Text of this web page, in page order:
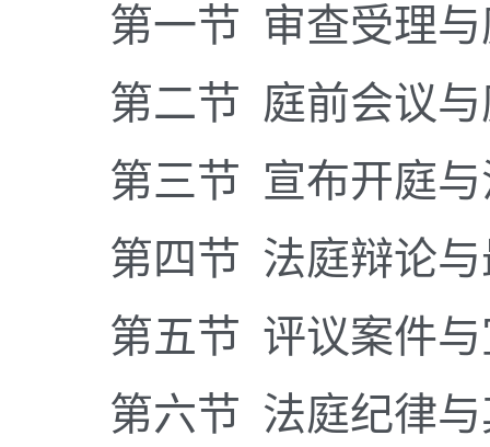
第一节 审查受理
第二节 庭前会议
第三节 宣布开庭
第四节 法庭辩论
第五节 评议案件
第六节 法庭纪律